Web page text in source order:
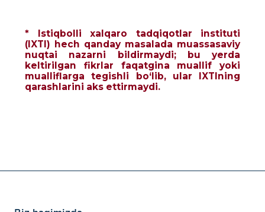
* Istiqbolli xalqaro tadqiqotlar instituti
(IXTI) hech qanday masalada muassasaviy
nuqtai nazarni bildirmaydi; bu yerda
keltirilgan fikrlar faqatgina muallif yoki
mualliflarga tegishli bo‘lib, ular IXTIning
qarashlarini aks ettirmaydi.